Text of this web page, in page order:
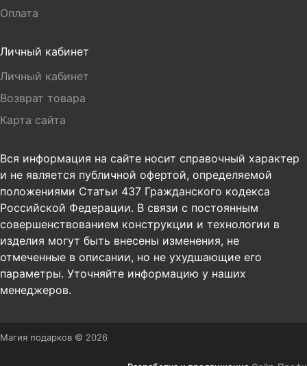
Оплата
Личный кабинет
Личный кабинет
Возврат товара
Карта сайта
Вся информация на сайте носит справочный характер
и не является публичной офертой, определяемой
положениями Статьи 437 Гражданского кодекса
Российской Федерации. В связи с постоянным
совершенствованием конструкции и технологии в
изделия могут быть внесены изменения, не
отмеченные в описании, но не ухудшающие его
параметры. Уточняйте информацию у наших
менеджеров.
Магия подарков © 2026